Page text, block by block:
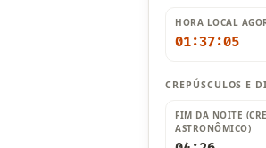
HORA LOCAL
01:37:06
CREPÚSCULOS E
FIM DA NOITE
ASTRONÔMICO)